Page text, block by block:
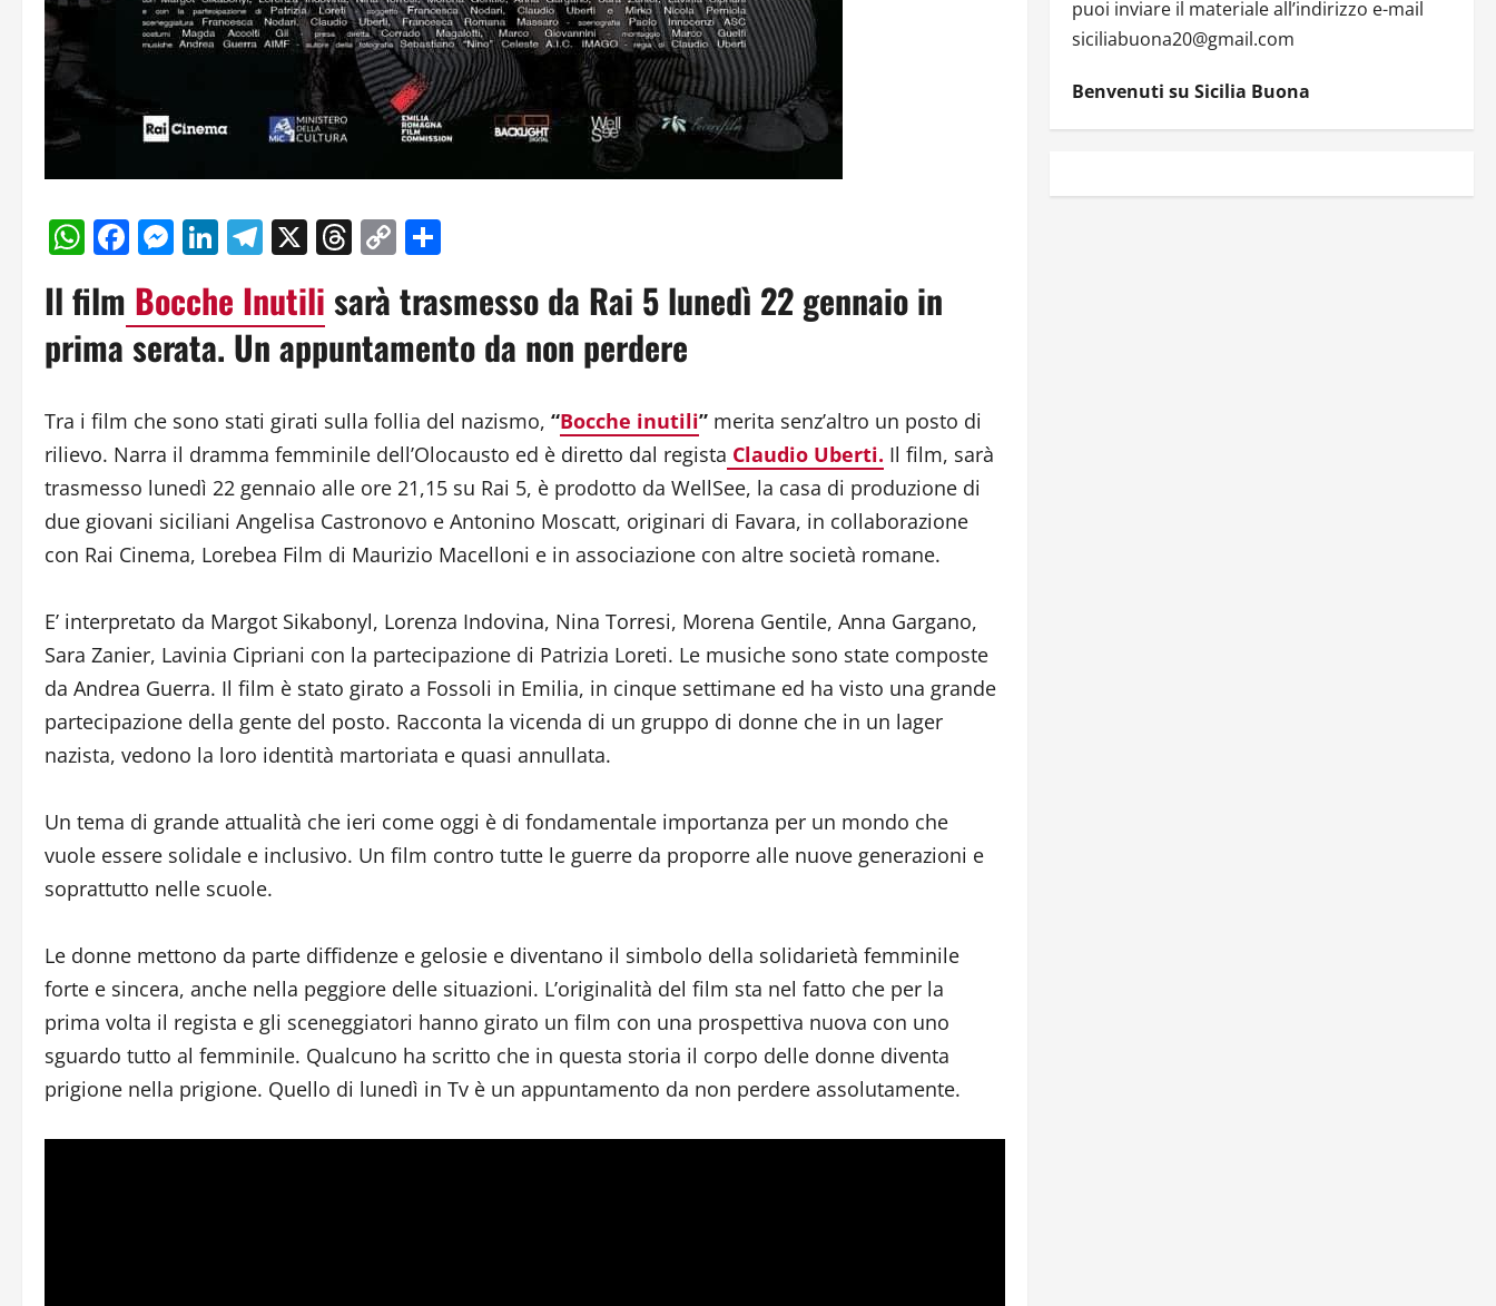
WhatsApp
Facebook
Messenger
LinkedIn
Telegram
X Threads
Copy
Il film Bocche Inutili sarà trasmesso da Rai 5 lunedì 22 gennaio in
prima serata. Un appuntamento da non perdere
Tra i film che sono stati girati sulla follia del nazismo, “Bocche inutili” merita senz’altro un posto di
rilievo. Narra il dramma femminile dell’Olocausto ed è diretto dal regista Claudio Uberti. Il film, sarà
trasmesso lunedì 22 gennaio alle ore 21,15 su Rai 5, è prodotto da WellSee, la casa di produzione di
due giovani siciliani Angelisa Castronovo e Antonino Moscatt, originari di Favara, in collaborazione
con Rai Cinema, Lorebea Film di Maurizio Macelloni e in associazione con altre società romane.
E’ interpretato da Margot Sikabonyl, Lorenza Indovina, Nina Torresi, Morena Gentile, Anna Gargano,
Sara Zanier, Lavinia Cipriani con la partecipazione di Patrizia Loreti. Le musiche sono state composte
da Andrea Guerra. Il film è stato girato a Fossoli in Emilia, in cinque settimane ed ha visto una grande
partecipazione della gente del posto. Racconta la vicenda di un gruppo di donne che in un lager
nazista, vedono la loro identità martoriata e quasi annullata.
Un tema di grande attualità che ieri come oggi è di fondamentale importanza per un mondo che
vuole essere solidale e inclusivo. Un film contro tutte le guerre da proporre alle nuove generazioni e
soprattutto nelle scuole.
Le donne mettono da parte diffidenze e gelosie e diventano il simbolo della solidarietà femminile
forte e sincera, anche nella peggiore delle situazioni. L’originalità del film sta nel fatto che per la
prima volta il regista e gli sceneggiatori hanno girato un film con una prospettiva nuova con uno
sguardo tutto al femminile. Qualcuno ha scritto che in questa storia il corpo delle donne diventa
prigione nella prigione. Quello di lunedì in Tv è un appuntamento da non perdere assolutamente.
puoi inviare il materiale all’indirizzo e-mail
siciliabuona20@gmail.com
Benvenuti su Sicilia Buona